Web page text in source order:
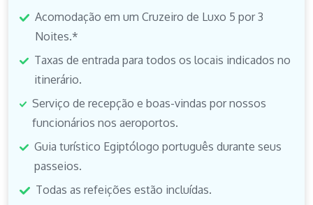
Acomodação em um Cruzeiro de Luxo 5 por 3
Noites.*
Taxas de entrada para todos os locais indicados no
itinerário.
Serviço de recepção e boas-vindas por nossos
funcionários nos aeroportos.
Guia turístico Egiptólogo português durante seus
passeios.
Todas as refeições estão incluídas.